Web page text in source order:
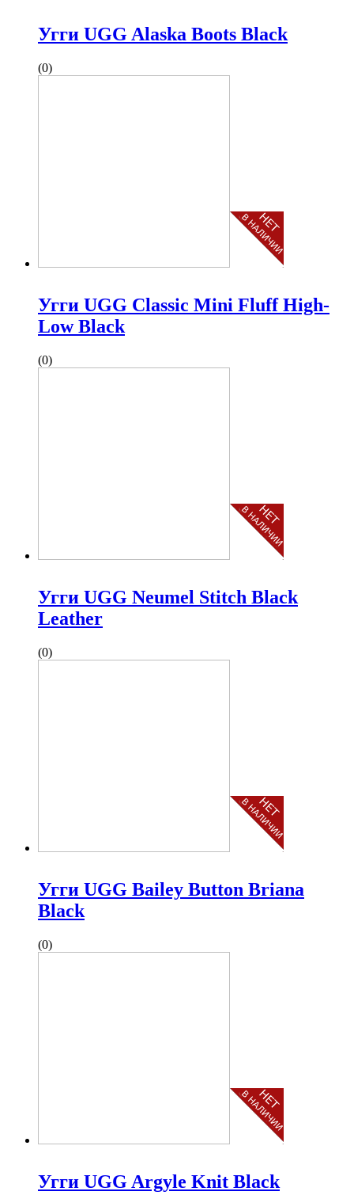
Угги UGG Alaska Boots Black
(0)
Угги UGG Classic Mini Fluff High-
Low Black
(0)
Угги UGG Neumel Stitch Black
Leather
(0)
Угги UGG Bailey Button Briana
Black
(0)
Угги UGG Argyle Knit Black